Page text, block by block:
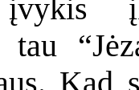
įvykis
tau
Kad